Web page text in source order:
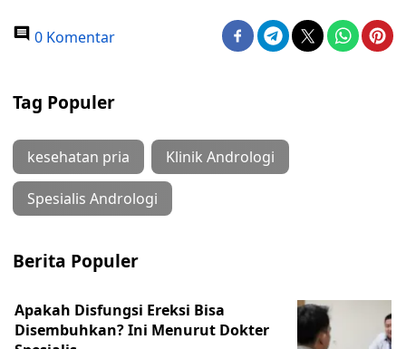
0 Komentar
Tag Populer
kesehatan pria Klinik Andrologi
Spesialis Andrologi
Berita Populer
Apakah Disfungsi Ereksi Bisa
Disembuhkan? Ini Menurut Dokter